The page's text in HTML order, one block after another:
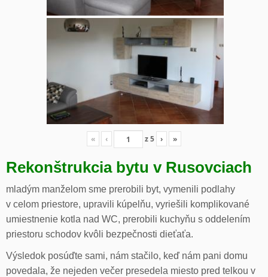
« ‹ z5 › »
Rekonštrukcia bytu v Rusovciach
mladým manželom sme prerobili byt, vymenili podlahy
v celom priestore, upravili kúpelňu, vyriešili komplikované
umiestnenie kotla nad WC, prerobili kuchyňu s oddelením
priestoru schodov kvôli bezpečnosti dieťaťa.
Výsledok posúďte sami, nám stačilo, keď nám pani domu
povedala, že nejeden večer presedela miesto pred telkou v